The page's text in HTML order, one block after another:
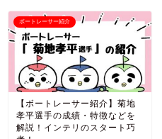
ボートレーサー紹介
【ボートレーサー紹介】菊地
孝平選手の成績・特徴などを
解説！インテリのスタート巧